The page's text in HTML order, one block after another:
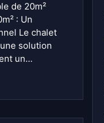
de 20m²
: Un
Le chalet
solution
un…